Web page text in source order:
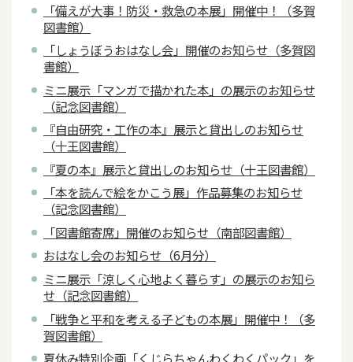
「備えが大事！防災・救急の本展」開催中！（多賀
図書館）
「しょうぼうおはなし会」開催のお知らせ（多賀図
書館）
ミニ展示「マンガで描かれた本」の展示のお知らせ
（記念図書館）
『自由研究・工作の本』展示と貸出しのお知らせ
（十王図書館）
『夏の本』展示と貸出しのお知らせ（十王図書館）
「本を読んで絵をかこう展」作品募集のお知らせ
（記念図書館）
「図書館寄席」開催のお知らせ（南部図書館）
おはなし会のお知らせ（6月分）
ミニ展示「涼しく心地よく暮らす」の展示のお知ら
せ（記念図書館）
「戦争と平和を考える子どもの本展」開催中！（多
賀図書館）
夏休み特別企画「くじらちゃんわくわくパック」を